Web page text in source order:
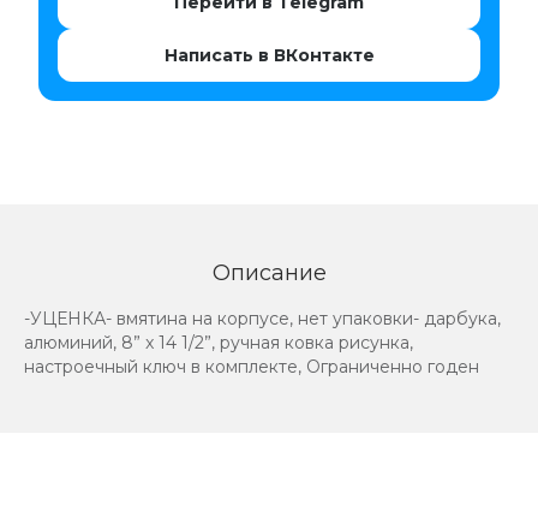
Написать в ВКонтакте
Описание
-УЦЕНКА- вмятина на корпусе, нет упаковки- дарбука,
алюминий, 8” x 14 1/2”, ручная ковка рисунка,
настроечный ключ в комплекте, Ограниченно годен